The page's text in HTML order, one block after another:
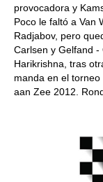
provocadora y
Poco le faltó a Van
Radjabov, pero
Carlsen y Gelfand -
Harikrishna, tras
manda en el
aan Zee 2012.